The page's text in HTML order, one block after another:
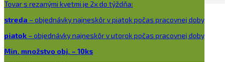
Tovar s rezanými kvetmi je 2x do týždňa:
streda – objednávky najneskôr v piatok počas pracovnej doby
piatok – objednávky najneskôr v utorok počas pracovnej doby
Min. množstvo obj. – 10ks